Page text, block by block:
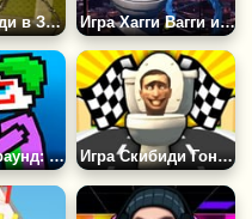
Игра Скибиди в Закулисье Игра Хагги Вагги и Скибиди Туалет: Битва
Игра Плейграунд: Туалет Мод Игра Скибиди Гонщик